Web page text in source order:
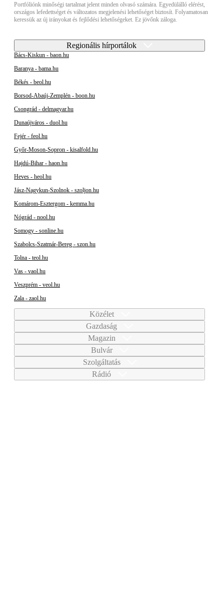
Portfóliónk minőségi tartalmat jelent minden olvasó számára. Egyedülálló elérést,
országos lefedettséget és változatos megjelenési lehetőséget biztosít. Folyamatosan
keressük az új irányokat és fejlődési lehetőségeket. Ez jövőnk záloga.
Regionális hírportálok
Bács-Kiskun - baon.hu
Baranya - bama.hu
Békés - beol.hu
Borsod-Abaúj-Zemplén - boon.hu
Csongrád - delmagyar.hu
Dunaújváros - duol.hu
Fejér - feol.hu
Győr-Moson-Sopron - kisalfold.hu
Hajdú-Bihar - haon.hu
Heves - heol.hu
Jász-Nagykun-Szolnok - szoljon.hu
Komárom-Esztergom - kemma.hu
Nógrád - nool.hu
Somogy - sonline.hu
Szabolcs-Szatmár-Bereg - szon.hu
Tolna - teol.hu
Vas - vaol.hu
Veszprém - veol.hu
Zala - zaol.hu
Közélet
Gazdaság
Magazin
Bulvár
Szolgáltatás
Rádió